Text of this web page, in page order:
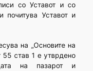
со Уставот и со
почитува Уставот и
на „Основите на
55 став 1 е утврдено
на пазарот и